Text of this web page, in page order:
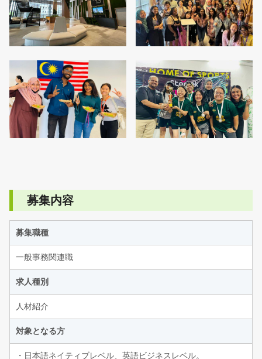
募集内容
募集職種
一般事務関連職
求人種別
人材紹介
対象となる方
・日本語ネイティブレベル、英語ビジネスレベル。